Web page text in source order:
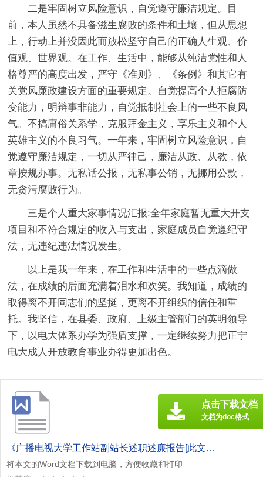
二是牢固树立风险意识，自觉遵守廉洁规定。
目
前，本人虽然不具备滋生腐败的条件和土壤，但从思想
上，行动上并没因此而放松坚守自己的正确人生观、价
值观、世界观。在工作、生活中，能够从纯洁党性和人
格尊严的高度出发，严守《准则》、《条例》和其它有
关党风廉政建设方面的重要规定。自觉提高个人拒腐防
变能力，明辩事非能力，自觉抵制社会上的一些不良风
气。不搞庸俗关系学，克服拜金主义，享乐主义和个人
英雄主义的不良习气。一年来，牢固树立风险意识，自
觉遵守廉洁规定，一切从严律己，廉洁从政、从教，依
章按规办事。无私话公报，无私事公销，无挪用公款，
无贪污腐败行为。
三是个人重大家事情况汇报:全年家庭暂无重大开支
项目和不符合规定的收入与支出，家庭成员自觉遵纪守
法，无违纪违法情况发生。
以上是我一年来，在工作和生活中的一些点滴做
法，在成绩的后面充满着泪水和欢笑。我知道，成绩的
取得离不开同志们的坚挺，更离不开组织的信任和重
托。我坚信，在县委、政府、上级主管部门的英明领导
下，以电大体系办学为强盾支撑，一定继续努力把正宁
电大成人开放教育事业办得更加出色。
《广播电视大学工作站副站长述职述廉报告[此文共3431字].doc》
将本文的Word文档下载到电脑，方便收藏和打印
点击下载文档
文档为doc格式